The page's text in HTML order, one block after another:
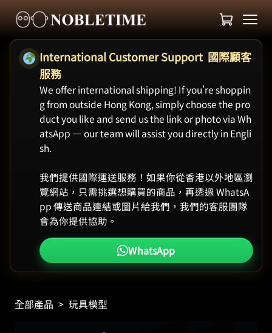
International Customer Support 國際顧客
服務
We offer international shipping! If you're shoppin
g from outside Hong Kong, simply choose the pro
duct you like and send us the link or photo via Wh
atsApp — our team will assist you directly in Engli
sh.
我們提供國際運送服務！如果你從香港以外地區瀏
覽網站，只需挑選想購買的商品，再透過 WhatsA
pp 傳送商品連結或圖片給我們，我們的客服團隊
會為你提供協助。
WhatsApp
全部產品 > 玩具模型